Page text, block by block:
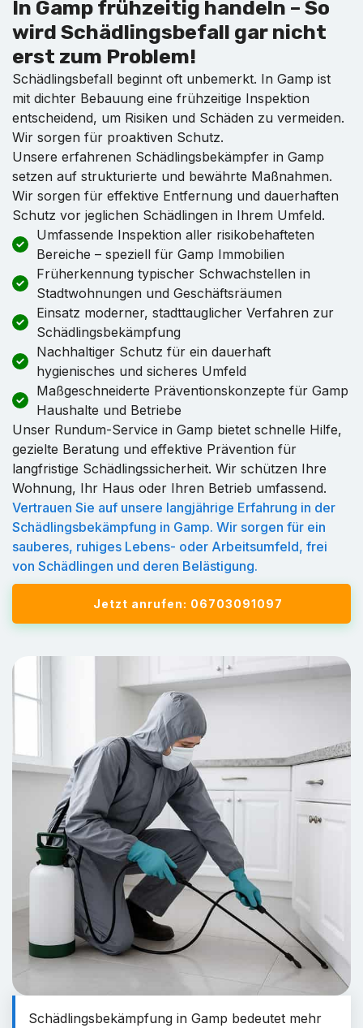
In Gamp frühzeitig handeln – So
wird Schädlingsbefall gar nicht
erst zum Problem!
Schädlingsbefall beginnt oft unbemerkt. In Gamp ist
mit dichter Bebauung eine frühzeitige Inspektion
entscheidend, um Risiken und Schäden zu vermeiden.
Wir sorgen für proaktiven Schutz.
Unsere erfahrenen Schädlingsbekämpfer in Gamp
setzen auf strukturierte und bewährte Maßnahmen.
Wir sorgen für effektive Entfernung und dauerhaften
Schutz vor jeglichen Schädlingen in Ihrem Umfeld.
Umfassende Inspektion aller risikobehafteten
Bereiche – speziell für Gamp Immobilien
Früherkennung typischer Schwachstellen in
Stadtwohnungen und Geschäftsräumen
Einsatz moderner, stadttauglicher Verfahren zur
Schädlingsbekämpfung
Nachhaltiger Schutz für ein dauerhaft
hygienisches und sicheres Umfeld
Maßgeschneiderte Präventionskonzepte für Gamp
Haushalte und Betriebe
Unser Rundum-Service in Gamp bietet schnelle Hilfe,
gezielte Beratung und effektive Prävention für
langfristige Schädlingssicherheit. Wir schützen Ihre
Wohnung, Ihr Haus oder Ihren Betrieb umfassend.
Vertrauen Sie auf unsere langjährige Erfahrung in der
Schädlingsbekämpfung in Gamp. Wir sorgen für ein
sauberes, ruhiges Lebens- oder Arbeitsumfeld, frei
von Schädlingen und deren Belästigung.
Jetzt anrufen: 06703091097
Schädlingsbekämpfung in Gamp bedeutet mehr